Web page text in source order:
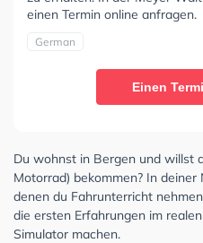
einen Termin online anfragen.
German
Einen
Du wohnst in Bergen und willst
Motorrad) bekommen? In
denen du Fahrunterricht
die ersten Erfahrungen im
Simulator machen.